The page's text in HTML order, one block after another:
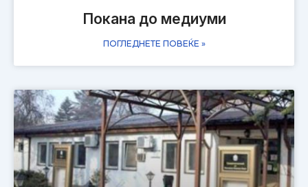
Покана до медиуми
ПОГЛЕДНЕТЕ ПОВЕЌЕ »